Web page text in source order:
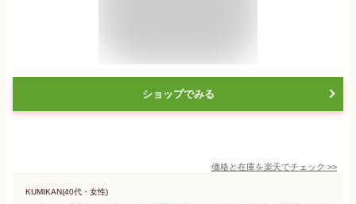
ショップでみる
価格と在庫を楽天でチェック >>
KUMIKAN(40代・女性)